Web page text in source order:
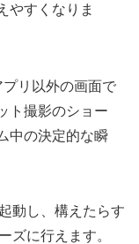
やすくなりま
プリ以外の画面で
ト撮影のショー
中の決定的な瞬
動し、構えたらす
ズに行えます。